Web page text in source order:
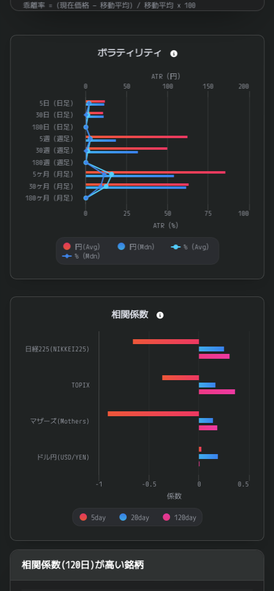
乖離率 = (現在価格 − 移動平均) / 移動平均 × 100
Combination chart with 4 data series.
The chart has 1 X axis displaying categories.
The chart has 2 Y axes displaying ATR（%） and ATR（円）.
ATR（%）
ATR（円）
円(Avg） 円(Mdn）
%（Avg）
%（Mdn）
5日（日足）
30日（日足）
180日（日足）
5週（週足）
30週（週足）
180週（週足）
5ヶ月（月足）
30ヶ月（月足）
180ヶ月（月足）
0 100
25 50 75
0 200
50 100 150
ボラティリティ
End of interactive chart.
Bar chart with 3 data series.
The chart has 1 X axis displaying categories.
係数
5day 20day 120day
日経225(NIKKEI225)
TOPIX
マザーズ(Mothers)
ドル円(USD/YEN)
-1 -0.5 0 0.5
相関係数
End of interactive chart.
相関係数(120日)が高い銘柄